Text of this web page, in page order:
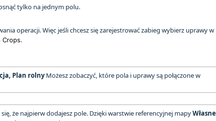
tylko na jednym polu.
operacji. Więc jeśli chcesz się zarejestrować zabieg wybierz uprawy w
Crops.
Plan rolnyMożesz zobaczyć, które pola i uprawy są połączone w
że najpierw dodajesz pole. Dzięki warstwie referencyjnej mapyWłasne